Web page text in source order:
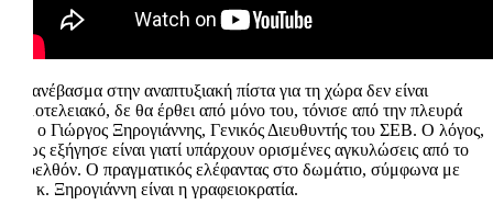
Το ανέβασμα στην αναπτυξιακή πίστα για τη χώρα δεν είναι
νομοτελειακό, δε θα έρθει από μόνο του, τόνισε από την πλευρά
του ο Γιώργος Ξηρογιάννης, Γενικός Διευθυντής του ΣΕΒ. Ο λόγος,
όπως εξήγησε είναι γιατί υπάρχουν ορισμένες αγκυλώσεις από το
παρελθόν. Ο πραγματικός ελέφαντας στο δωμάτιο, σύμφωνα με
τον κ. Ξηρογιάννη είναι η γραφειοκρατία.